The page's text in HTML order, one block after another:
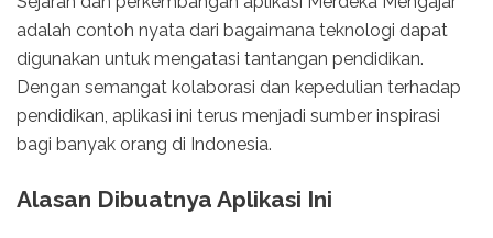
adalah contoh nyata dari bagaimana teknologi dapat
digunakan untuk mengatasi tantangan pendidikan.
Dengan semangat kolaborasi dan kepedulian terhadap
pendidikan, aplikasi ini terus menjadi sumber inspirasi
bagi banyak orang di Indonesia.
Alasan Dibuatnya Aplikasi Ini